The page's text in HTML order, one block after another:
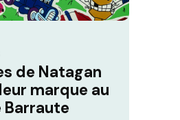
de Natagan
marque au
Barraute